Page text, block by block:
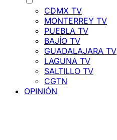
CDMX TV
MONTERREY TV
PUEBLA TV
BAJÍO TV
GUADALAJARA TV
LAGUNA TV
SALTILLO TV
CGTN
OPINIÓN